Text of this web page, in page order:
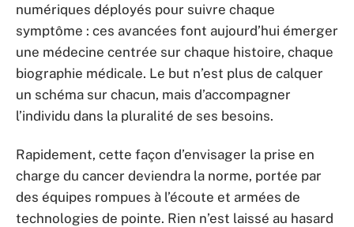
numériques déployés pour suivre chaque
symptôme : ces avancées font aujourd’hui émerger
une médecine centrée sur chaque histoire, chaque
biographie médicale. Le but n’est plus de calquer
un schéma sur chacun, mais d’accompagner
l’individu dans la pluralité de ses besoins.
Rapidement, cette façon d’envisager la prise en
charge du cancer deviendra la norme, portée par
des équipes rompues à l’écoute et armées de
technologies de pointe. Rien n’est laissé au hasard